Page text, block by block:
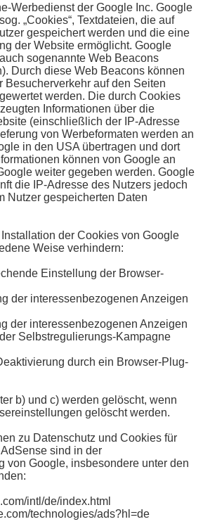
Werbedienst der Google Inc. Google
„Cookies“, Textdateien, die auf
gespeichert werden und die eine
der Website ermöglicht. Google
sogenannte Web Beacons
Durch diese Web Beacons können
Besucherverkehr auf den Seiten
werden. Die durch Cookies
Informationen über die
(einschließlich der IP-Adresse
von Werbeformaten werden an
in den USA übertragen und dort
können von Google an
weiter gegeben werden. Google
die IP-Adresse des Nutzers jedoch
Nutzer gespeicherten Daten
der Cookies von Google
Weise verhindern:
Einstellung der Browser-
der interessenbezogenen Anzeigen
der interessenbezogenen Anzeigen
Selbstregulierungs-Kampagne
durch ein Browser-Plug-
b) und c) werden gelöscht, wenn
gelöscht werden.
zu Datenschutz und Cookies für
sind in der
von Google, insbesondere unter den
intl/de/index.html
technologies/ads?hl=de